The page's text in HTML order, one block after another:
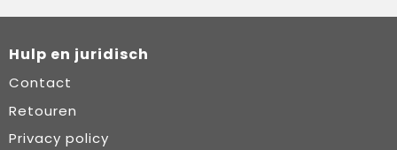
Hulp en juridisch
Contact
Retouren
Privacy policy